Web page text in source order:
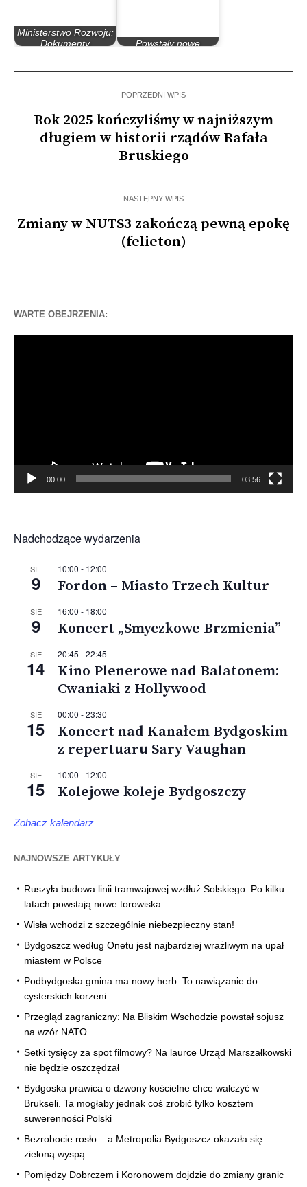
Ministerstwo Rozwoju:
Dokumenty
Powstały nowe
POPRZEDNI WPIS
Rok 2025 kończyliśmy w najniższym
długiem w historii rządów Rafała
Bruskiego
NASTĘPNY WPIS
Zmiany w NUTS3 zakończą pewną epokę
(felieton)
WARTE OBEJRZENIA:
00:00 03:56
Nadchodzące wydarzenia
SIE
9
10:00 - 12:00
Fordon – Miasto Trzech Kultur
SIE
9
16:00 - 18:00
Koncert „Smyczkowe Brzmienia”
SIE
14
20:45 -22:45
Kino Plenerowe nad Balatonem:
Cwaniaki z Hollywood
SIE
15
00:00 -23:30
Koncert nad Kanałem Bydgoskim
z repertuaru Sary Vaughan
SIE
15
10:00 - 12:00
Kolejowe koleje Bydgoszczy
Zobacz kalendarz
NAJNOWSZE ARTYKUŁY
Ruszyła budowa linii tramwajowej wzdłuż Solskiego. Po kilku
latach powstają nowe torowiska
Wisła wchodzi z szczególnie niebezpieczny stan!
Bydgoszcz według Onetu jest najbardziej wrażliwym na upał
miastem w Polsce
Podbydgoska gmina ma nowy herb. To nawiązanie do
cysterskich korzeni
Przegląd zagraniczny: Na Bliskim Wschodzie powstał sojusz
na wzór NATO
Setki tysięcy za spot filmowy? Na laurce Urząd Marszałkowski
nie będzie oszczędzał
Bydgoska prawica o dzwony kościelne chce walczyć w
Brukseli. Ta mogłaby jednak coś zrobić tylko kosztem
suwerenności Polski
Bezrobocie rosło – a Metropolia Bydgoszcz okazała się
zieloną wyspą
Pomiędzy Dobrczem i Koronowem dojdzie do zmiany granic